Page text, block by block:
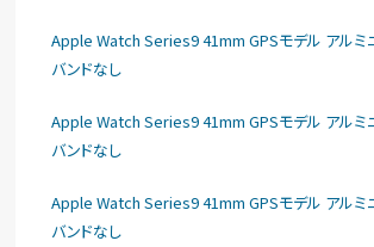
Apple Watch Series9 41mm GPSモデル アルミ
バンドなし
Apple Watch Series9 41mm GPSモデル アルミ
バンドなし
Apple Watch Series9 41mm GPSモデル アルミ
バンドなし